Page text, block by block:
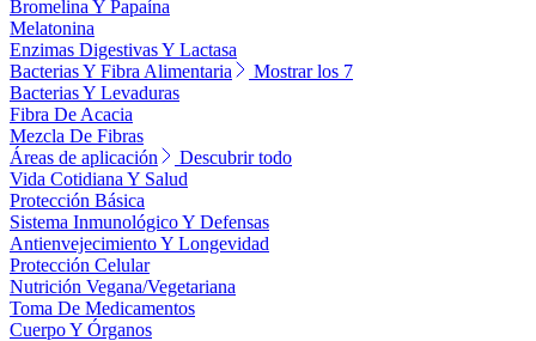
Bromelina Y Papaína
Melatonina
Enzimas Digestivas Y Lactasa
Bacterias Y Fibra Alimentaria
Mostrar los 7
Bacterias Y Levaduras
Fibra De Acacia
Mezcla De Fibras
Áreas de aplicación
Descubrir todo
Vida Cotidiana Y Salud
Protección Básica
Sistema Inmunológico Y Defensas
Antienvejecimiento Y Longevidad
Protección Celular
Nutrición Vegana/Vegetariana
Toma De Medicamentos
Cuerpo Y Órganos